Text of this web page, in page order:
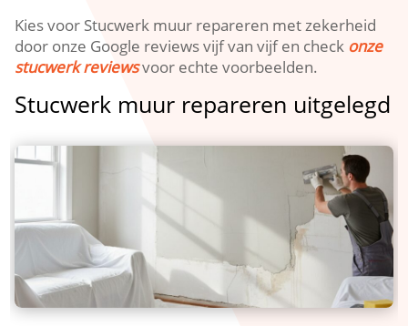
Kies voor Stucwerk muur repareren met zekerheid
door onze Google reviews vijf van vijf en check onze
stucwerk reviewsvoor echte voorbeelden.​
Stucwerk muur repareren uitgelegd